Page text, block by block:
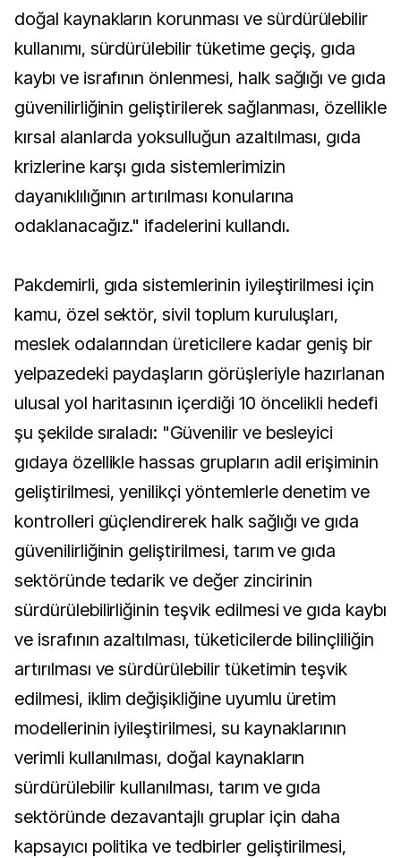
doğal kaynakların korunması ve sürdürülebilir
kullanımı, sürdürülebilir tüketime geçiş, gıda
kaybı ve israfının önlenmesi, halk sağlığı ve gıda
güvenilirliğinin geliştirilerek sağlanması, özellikle
kırsal alanlarda yoksulluğun azaltılması, gıda
krizlerine karşı gıda sistemlerimizin
dayanıklılığının artırılması konularına
odaklanacağız." ifadelerini kullandı.
Pakdemirli, gıda sistemlerinin iyileştirilmesi için
kamu, özel sektör, sivil toplum kuruluşları,
meslek odalarından üreticilere kadar geniş bir
yelpazedeki paydaşların görüşleriyle hazırlanan
ulusal yol haritasının içerdiği 10 öncelikli hedefi
şu şekilde sıraladı: "Güvenilir ve besleyici
gıdaya özellikle hassas grupların adil erişiminin
geliştirilmesi, yenilikçi yöntemlerle denetim ve
kontrolleri güçlendirerek halk sağlığı ve gıda
güvenilirliğinin geliştirilmesi, tarım ve gıda
sektöründe tedarik ve değer zincirinin
sürdürülebilirliğinin teşvik edilmesi ve gıda kaybı
ve israfının azaltılması, tüketicilerde bilinçliliğin
artırılması ve sürdürülebilir tüketimin teşvik
edilmesi, iklim değişikliğine uyumlu üretim
modellerinin iyileştirilmesi, su kaynaklarının
verimli kullanılması, doğal kaynakların
sürdürülebilir kullanılması, tarım ve gıda
sektöründe dezavantajlı gruplar için daha
kapsayıcı politika ve tedbirler geliştirilmesi,